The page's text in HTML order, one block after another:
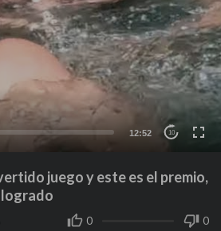
12:52 10
juego y este es el premio,
logrado
0 0